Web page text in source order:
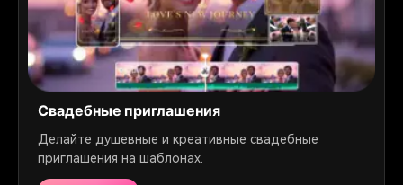
Свадебные приглашения
Делайте душевные и креативные свадебные
приглашения на шаблонах.